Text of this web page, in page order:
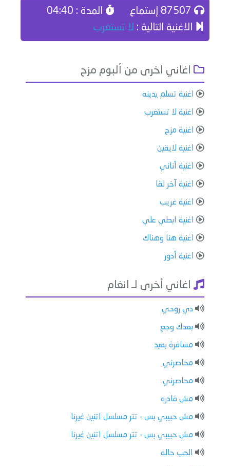
المدة : 04:40
الاغنية التالية : لا تستغرب
اغاني اخرى من ألبوم مزح
اغنية تسلم يدينه
اغنية لا تستغرب
اغنية مزح
اغنية لايقين
اغنية أناني
اغنية آخر لقا
اغنية غريب
اغنية ابطي علي
اغنية هنا وهناك
اغنية أدور
اغاني أخرى لـ انغام
دي روحي
بعدك وجع
مسافرة بعيد
محاصرني
محاصرني
مش قادره
مش حبيبي بس - تتر مسلسل اتنين غيرنا
مش حبيبي بس - تتر مسلسل اتنين غيرنا
الحب حاله